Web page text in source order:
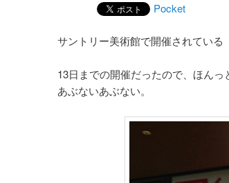
Pocket
サントリー美術館で開催されてい
13日までの開催だったので、ほん
あぶないあぶない。